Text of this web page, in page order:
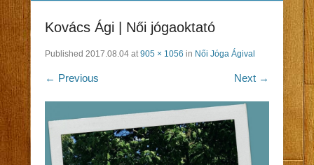
Kovács Ági | Női jógaoktató
Published 2017.08.04 at905 × 1056 in Női Jóga Ágival
← Previous Next →